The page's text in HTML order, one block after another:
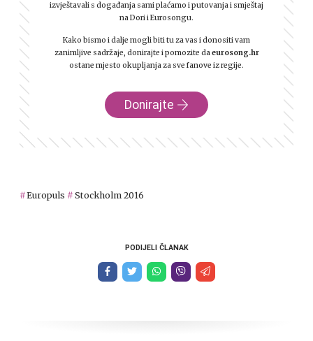
izvještavali s događanja sami plaćamo i putovanja i smještaj
na Dori i Eurosongu.
Kako bismo i dalje mogli biti tu za vas i donositi vam
zanimljive sadržaje, donirajte i pomozite daeurosong.hr
ostane mjesto okupljanja za sve fanove iz regije.
Donirajte
Europuls Stockholm 2016
PODIJELI ČLANAK